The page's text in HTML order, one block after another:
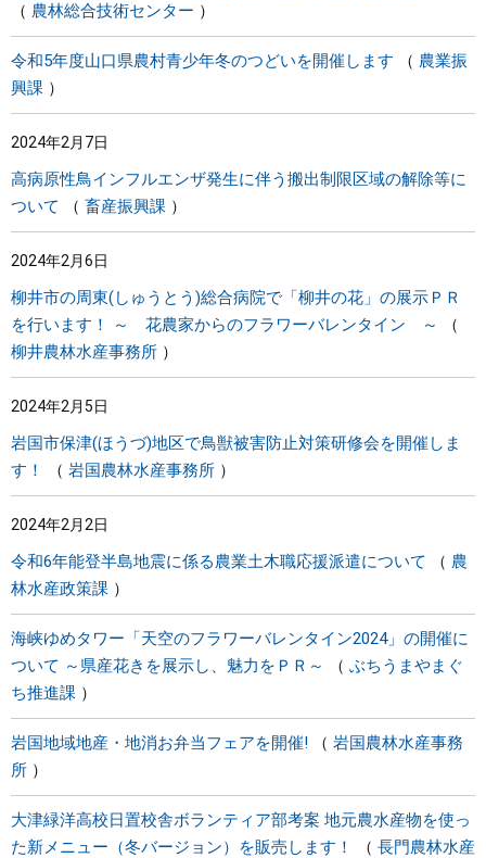
農林総合技術センター
令和5年度山口県農村青少年冬のつどいを開催します
農業振
興課
2024年2月7日
高病原性鳥インフルエンザ発生に伴う搬出制限区域の解除等に
ついて
畜産振興課
2024年2月6日
柳井市の周東(しゅうとう)総合病院で「柳井の花」の展示ＰＲ
を行います！ ～ 花農家からのフラワーバレンタイン ～
柳井農林水産事務所
2024年2月5日
岩国市保津(ほうづ)地区で鳥獣被害防止対策研修会を開催しま
す！
岩国農林水産事務所
2024年2月2日
令和6年能登半島地震に係る農業土木職応援派遣について
農
林水産政策課
海峡ゆめタワー「天空のフラワーバレンタイン2024」の開催に
ついて ～県産花きを展示し、魅力をＰＲ～
ぶちうまやまぐ
ち推進課
岩国地域地産・地消お弁当フェアを開催!
岩国農林水産事務
所
大津緑洋高校日置校舎ボランティア部考案 地元農水産物を使っ
た新メニュー（冬バージョン）を販売します！
長門農林水産